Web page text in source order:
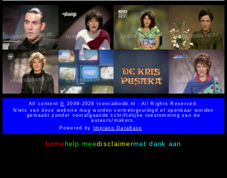
All content© 2009-2026 tvenradiodb.nl - All Rights Reserved.
Niets van deze website mag worden vermenigvuldigd of openbaar worden
gemaakt zonder voorafgaande schriftelijke toestemming van de
auteurs/makers.
Powered byImplano Data6ase
home help meedisclaimermet dank aan